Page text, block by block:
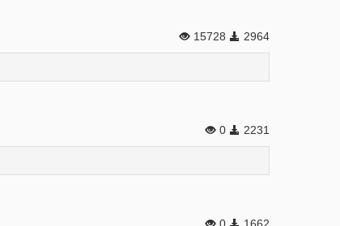
15728 2964
0 2231